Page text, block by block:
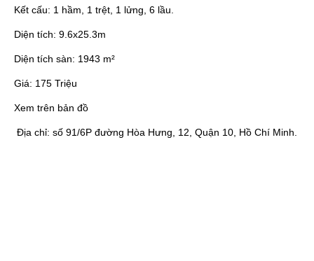
Kết cấu: 1 hầm, 1 trệt, 1 lửng, 6 lầu.
Diện tích: 9.6x25.3m
Diện tích sàn: 1943 m²
Giá: 175 Triệu
Xem trên bản đồ
Địa chỉ: số 91/6P đường Hòa Hưng, 12, Quận 10, Hồ Chí Minh.